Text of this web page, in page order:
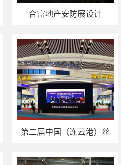
合富地产安防展设计
第二届中国（连云港）丝